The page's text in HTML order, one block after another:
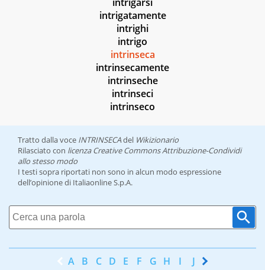
intrigatamente
intrighi
intrigo
intrinseca
intrinsecamente
intrinseche
intrinseci
intrinseco
Tratto dalla voce INTRINSECAdel Wikizionario
Rilasciato con licenza Creative Commons Attribuzione-Condividi
allo stesso modo
I testi sopra riportati non sono in alcun modo espressione
dell’opinione di Italiaonline S.p.A.
A B C D E F G H I J K